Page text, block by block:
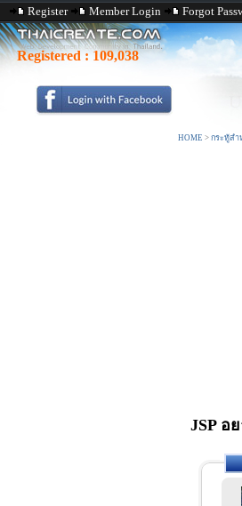
Register Member Login Forgot
Registered : 109,038
HOME > กระทู้สำ
JSP อ